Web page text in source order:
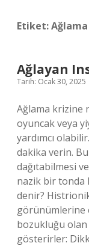
Etiket:Ağlama
Ağlayan
Tarih: Ocak 30, 2025
Ağlama krizine
oyuncak veya
yardımcı
dakika verin.
dağıtabilmesi
nazik bir tonda
denir?
görünümlerine
bozukluğu
gösterirler: